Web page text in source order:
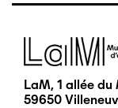
Image
LaM, 1 allée du
59650